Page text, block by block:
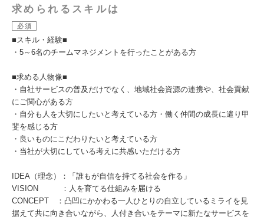
求められるスキルは
必須
■スキル・経験■
・5～6名のチームマネジメントを行ったことがある方
■求める人物像■
・自社サービスの普及だけでなく、地域社会資源の連携や、社会貢献
にご関心がある方
・自分も人を大切にしたいと考えている方・働く仲間の成長に遣り甲
斐を感じる方
・良いものにこだわりたいと考えている方
・当社が大切にしている考えに共感いただける方
IDEA（理念）：「誰もが自信を持てる社会を作る」
VISION ：人を育てる仕組みを届ける
CONCEPT ：凸凹にかかわる一人ひとりの自立しているミライを見
据えて共に向き合いながら、人付き合いをテーマに新たなサービスを